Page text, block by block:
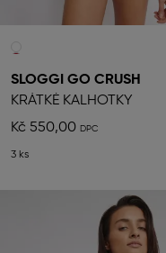
SLOGGI GO CRUSH
KRÁTKÉ KALHOTKY
Kč 550,00
3 ks